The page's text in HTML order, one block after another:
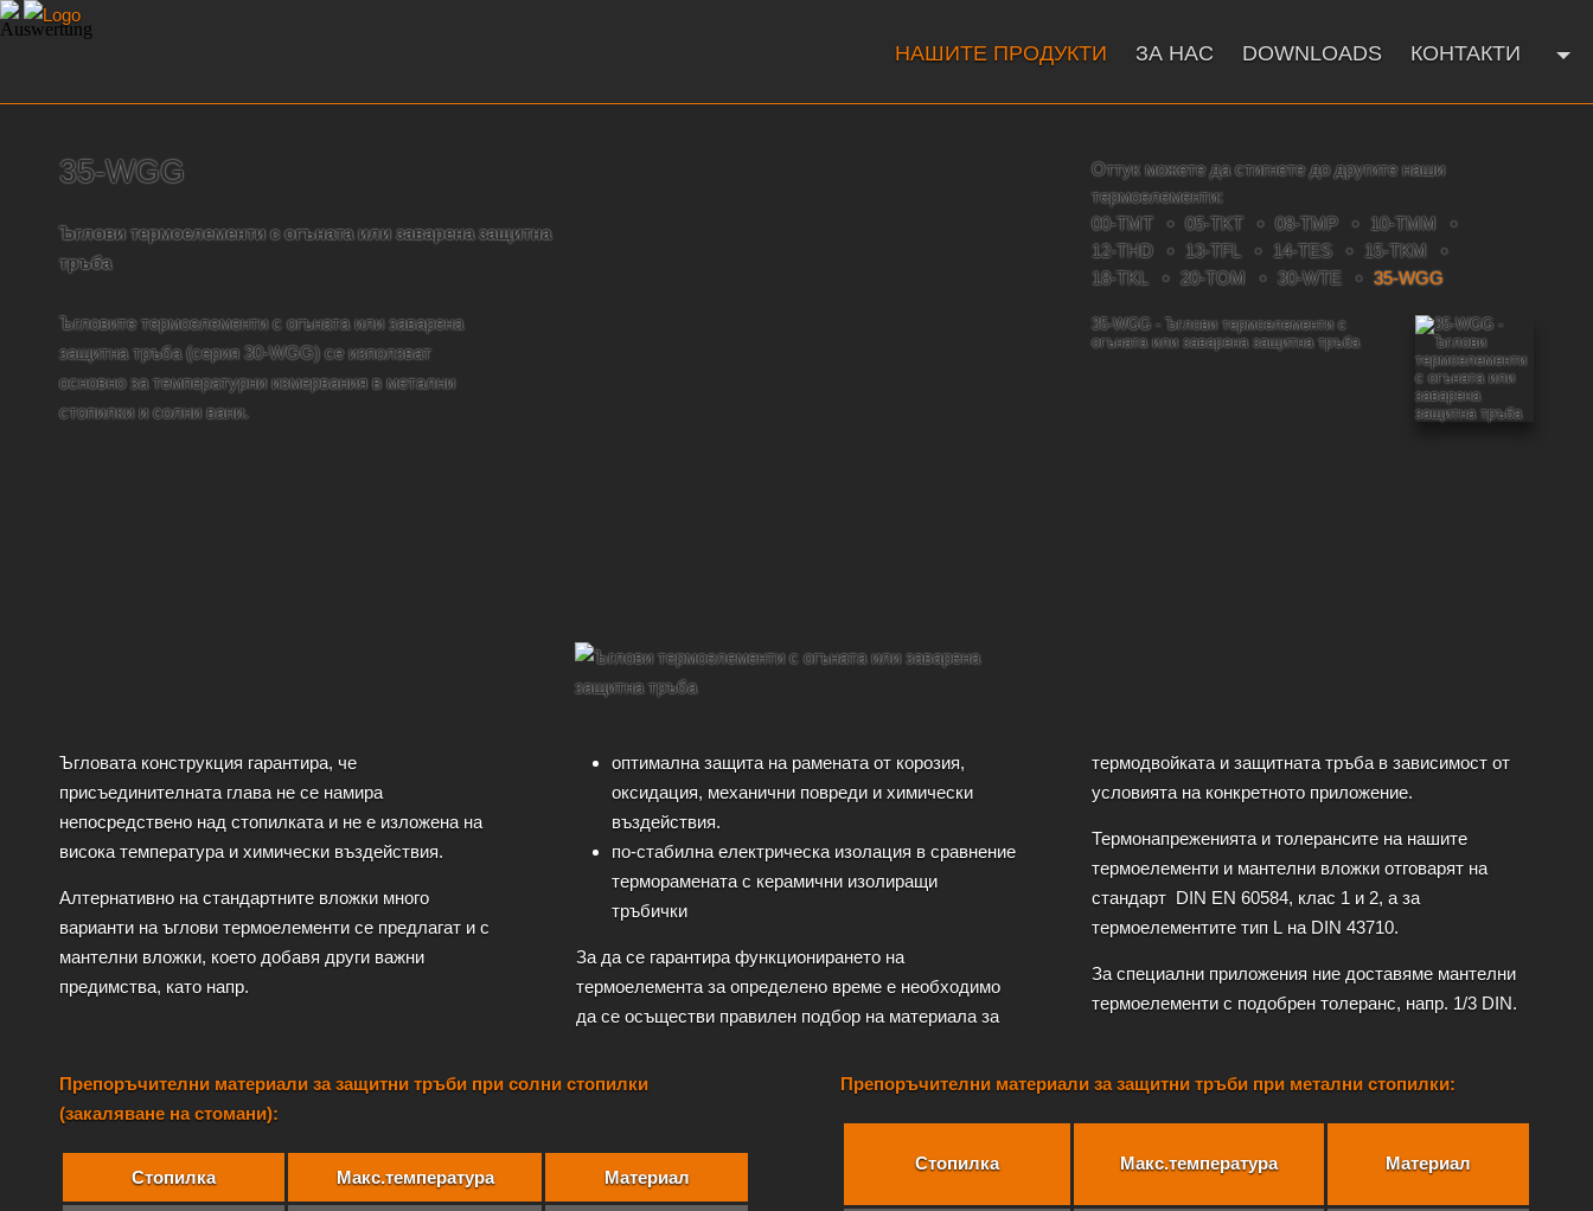
НАШИТЕ ПРОДУКТИ ЗА НАС DOWNLOADS КОНТАКТИ
35-WGG
Ъглови термоелементи с огъната или заварена защитна
тръба
Ъгловите термоелементи с огъната или заварена
защитна тръба (серия 30-WGG) се използват
основно за температурни измервания в метални
стопилки и солни вани.
Оттук можете да стигнете до другите наши
термоелементи:
00-TMT
05-TKT 08-TMP
10-TMM
12-THD
13-TFL 14-TES
15-TKM
18-TKL
20-TOM 30-WTE 35-WGG
35-WGG - Ъглови термоелементи с
огъната или заварена защитна тръба
Ъгловата конструкция гарантира, че
присъединителната глава не се намира
непосредствено над стопилката и не е изложена на
висока температура и химически въздействия.
Алтернативно на стандартните вложки много
варианти на ъглови термоелементи се предлагат и с
мантелни вложки, което добавя други важни
предимства, като напр.
оптимална защита на рамената от корозия,
оксидация, механични повреди и химически
въздействия.
по-стабилна електрическа изолация в сравнение
терморамената с керамични изолиращи
тръбички
За да се гарантира функционирането на
термоелемента за определено време е необходимо
да се осъществи правилен подбор на материала за
термодвойката и защитната тръба в зависимост от
условията на конкретното приложение.
Термонапреженията и толерансите на нашите
термоелементи и мантелни вложки отговарят на
стандарт DIN EN 60584, клас 1 и 2, а за
термоелементите тип L на DIN 43710.
За специални приложения ние доставяме мантелни
термоелементи с подобрен толеранс, напр. 1/3 DIN.
Препоръчителни материали за защитни тръби при солни стопилки
(закаляване на стомани):
Стопилка Макс.температура Материал
Препоръчителни материали за защитни тръби при метални стопилки:
Стопилка Макс.температура Материал